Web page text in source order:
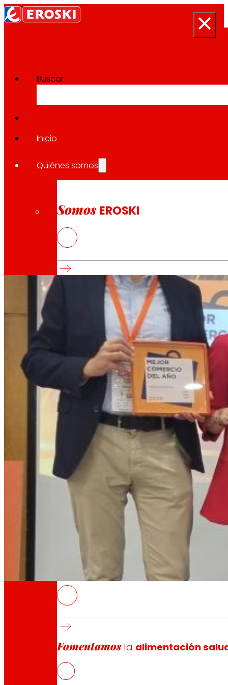
Buscar
Inicio
Quiénes somos
Somos EROSKI
Así somos
Todo nuestro ADN: un viaje por la misión, la
Cooperativa
Somos por y para las personas. Descubre
Fundación
A través de nuestra Fundación
Compromisos
Compromisos EROSKI
Fomentamosla alimentación
Sala de prensa
Volver a todas las noticias
08.10.2024
EROSKI obtiene cinco
Se trata de uno de los mayores estudios de
Por octavo año consecutivo, los
Por segunda vez en esta edición, EROSKI
También ha recibido el “Premio Mejor